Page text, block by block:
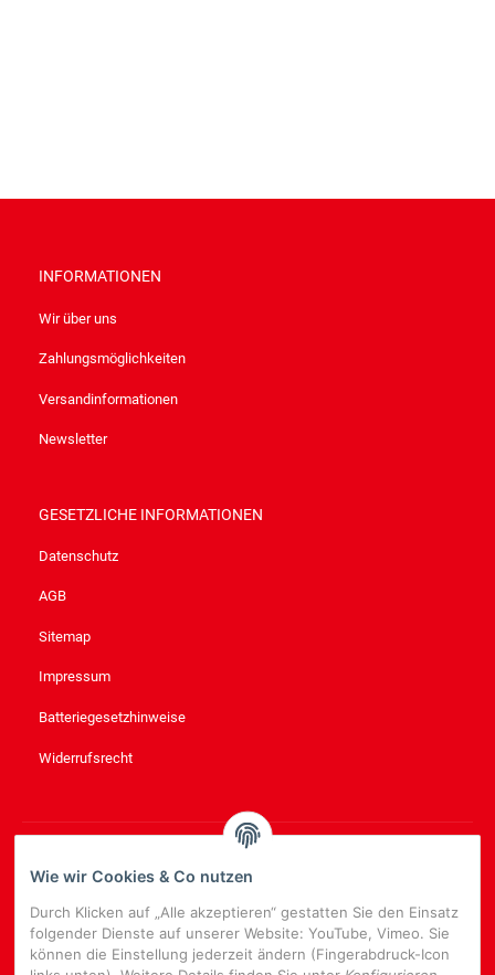
INFORMATIONEN
Wir über uns
Zahlungsmöglichkeiten
Versandinformationen
Newsletter
GESETZLICHE INFORMATIONEN
Datenschutz
AGB
Sitemap
Impressum
Batteriegesetzhinweise
Widerrufsrecht
NEWSLETTER ABONNIEREN
regelmäßig und jederzeit widerruflich Informationen zu Ihrem
Produktsortiment per E-Mail zu.
Wie wir Cookies & Co nutzen
Durch Klicken auf „Alle akzeptieren“ gestatten Sie den Einsatz
folgender Dienste auf unserer Website: YouTube, Vimeo. Sie
können die Einstellung jederzeit ändern (Fingerabdruck-Icon